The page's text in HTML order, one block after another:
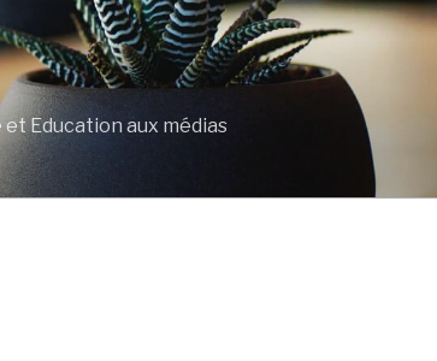
Education aux médias